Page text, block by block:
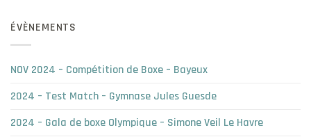
ÉVÈNEMENTS
NOV 2024 – Compétition de Boxe – Bayeux
2024 – Test Match – Gymnase Jules Guesde
2024 – Gala de boxe Olympique – Simone Veil Le Havre